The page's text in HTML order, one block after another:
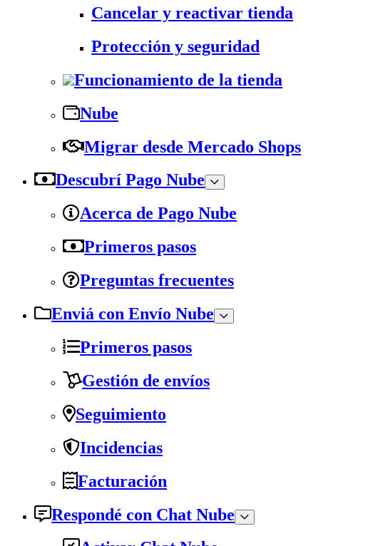
Cancelar y reactivar tienda
Protección y seguridad
Funcionamiento de la tienda
Nube
Migrar desde Mercado Shops
Descubrí Pago Nube
Acerca de Pago Nube
Primeros pasos
Preguntas frecuentes
Enviá con Envío Nube
Primeros pasos
Gestión de envíos
Seguimiento
Incidencias
Facturación
Respondé con Chat Nube